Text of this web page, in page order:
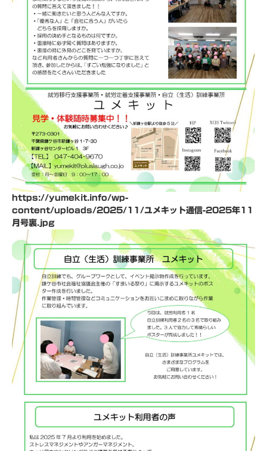
https://yumekit.info/wp-
content/uploads/2025/11/ユメキット通信-2025年11
月号裏.jpg